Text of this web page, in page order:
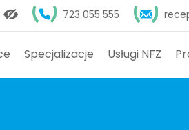
723 055 555
Specjalizacje Usługi NFZ